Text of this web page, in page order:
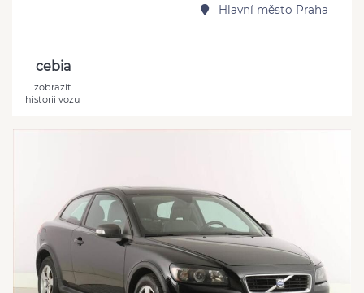
Hlavní město Praha
cebia
zobrazit
historii vozu